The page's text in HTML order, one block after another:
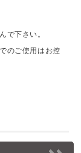
で下さい。
のご使用はお控